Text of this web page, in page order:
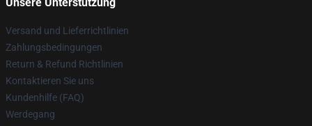
Versand und Lieferrichtlinien
Zahlungsbedingungen
Return & Refund Richtlinien
Kontaktieren Sie uns
Kundenhilfe (FAQ)
Werdegang